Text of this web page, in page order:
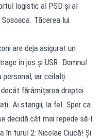
logistic al PSD și al
Tăcerea lui
are deja asigurat un
în jos și USR. Domnul
personal, iar ceilalți
fărâmițarea dreptei.
Ai stangii, la fel. Sper ca
decidă cât mai repede să-l
în turul 2: Nicolae Ciucă! Și